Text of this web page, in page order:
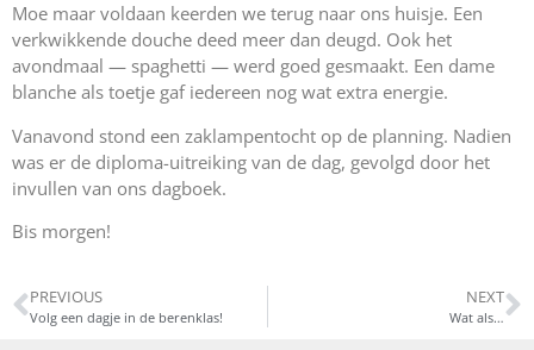
Moe maar voldaan keerden we terug naar ons huisje. Een
verkwikkende douche deed meer dan deugd. Ook het
avondmaal — spaghetti — werd goed gesmaakt. Een dame
blanche als toetje gaf iedereen nog wat extra energie.
Vanavond stond een zaklampentocht op de planning. Nadien
was er de diploma-uitreiking van de dag, gevolgd door het
invullen van ons dagboek.
Bis morgen!
PREVIOUS
Volg een dagje in de berenklas!
NEXT
Wat als…